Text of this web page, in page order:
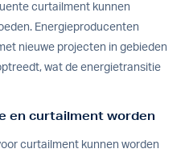
curtailment kunnen
Energieproducenten
nieuwe projecten in gebieden
wat de energietransitie
en curtailment worden
curtailment kunnen worden